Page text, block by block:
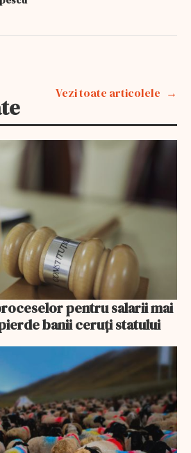
Vezi toate articolele
pentru salarii mai
banii ceruți statului